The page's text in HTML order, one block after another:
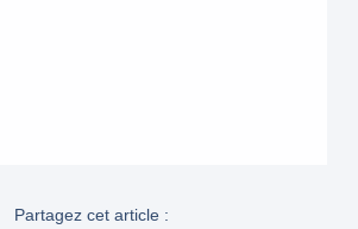
Partagez cet article :